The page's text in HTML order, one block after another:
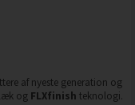
af nyeste generation og
og FLXfinish teknologi.